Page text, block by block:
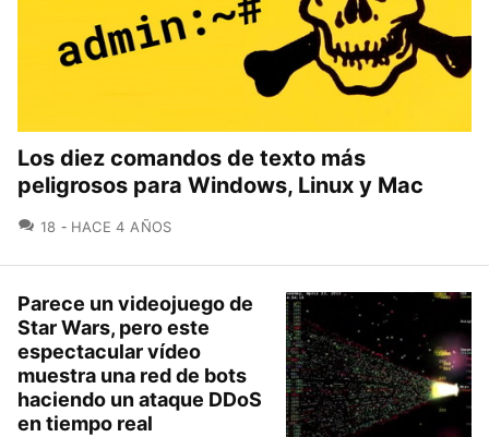
Los diez comandos de texto más
peligrosos para Windows, Linux y Mac
18 COMENTARIOS
HACE 4 AÑOS
Parece un videojuego de
Star Wars, pero este
espectacular vídeo
muestra una red de bots
haciendo un ataque DDoS
en tiempo real